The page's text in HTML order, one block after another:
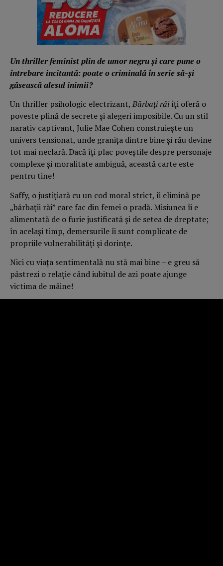
Un thriller feminist plin de umor negru și care pune o
întrebare incitantă: poate o criminală în serie să-și
găsească alesul inimii?
Un thriller psihologic electrizant, Bărbați răi îți oferă o
poveste plină de secrete și alegeri imposibile. Cu un stil
narativ captivant, Julie Mae Cohen construiește un
univers tensionat, unde granița dintre bine și rău devine
tot mai neclară. Dacă îți plac poveștile despre personaje
complexe și moralitate ambiguă, această carte este
pentru tine!
Saffy, o justițiară cu un cod moral strict, îi elimină pe
„bărbații răi” care fac din femei o pradă. Misiunea îi e
alimentată de o furie justificată și de setea de dreptate;
în același timp, demersurile îi sunt complicate de
propriile vulnerabilități și dorințe.
Nici cu viața sentimentală nu stă mai bine – e greu să
păstrezi o relație când iubitul de azi poate ajunge
victima de mâine!